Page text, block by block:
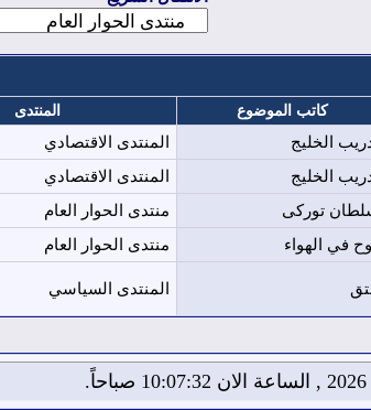
كاتب الموضوع المنتدى
الخليج
المنتدى الاقتصادي
الخليج
المنتدى الاقتصادي
توركى
منتدى الحوار العام
في الهواء
منتدى الحوار العام
المنتدى السياسي